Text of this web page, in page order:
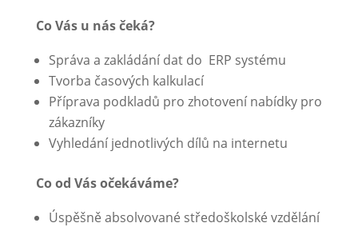
Co Vás u nás čeká?
Správa a zakládání dat do ERP systému
Tvorba časových kalkulací
Příprava podkladů pro zhotovení nabídky pro
zákazníky
Vyhledání jednotlivých dílů na internetu
Co od Vás očekáváme?
Úspěšně absolvované středoškolské vzdělání